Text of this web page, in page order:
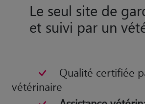
Le seul site de
et suivi par un
Qualité certifiée
vétérinaire